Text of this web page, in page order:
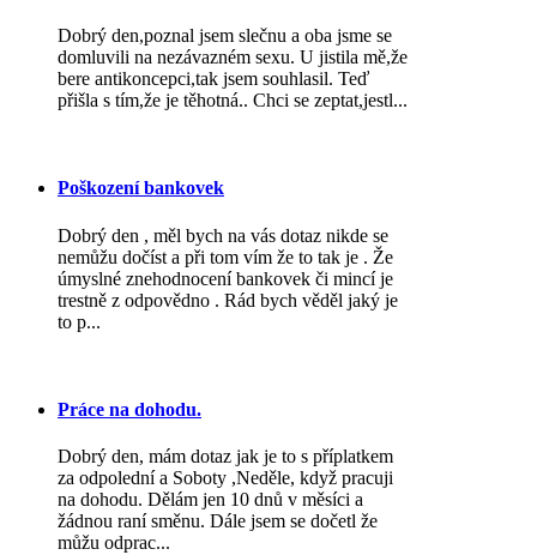
Dobrý den,poznal jsem slečnu a oba jsme se
domluvili na nezávazném sexu. U jistila mě,že
bere antikoncepci,tak jsem souhlasil. Teď
přišla s tím,že je těhotná.. Chci se zeptat,jestl...
Poškození bankovek
Dobrý den , měl bych na vás dotaz nikde se
nemůžu dočíst a při tom vím že to tak je . Že
úmyslné znehodnocení bankovek či mincí je
trestně z odpovědno . Rád bych věděl jaký je
to p...
Práce na dohodu.
Dobrý den, mám dotaz jak je to s příplatkem
za odpolední a Soboty ,Neděle, když pracuji
na dohodu. Dělám jen 10 dnů v měsíci a
žádnou raní směnu. Dále jsem se dočetl že
můžu odprac...